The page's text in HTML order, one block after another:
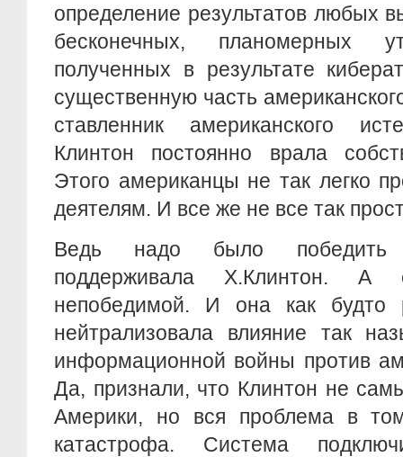
определение результатов любых
бесконечных, планомерных
полученных в результате
существенную часть
ставленник американского
Клинтон постоянно врала
Этого американцы не так легко
деятелям. И все же не все так
Ведь надо было победить
поддерживала Х.Клинтон. А
непобедимой. И она как будто
нейтрализовала влияние так
информационной войны против
Да, признали, что Клинтон не
Америки, но вся проблема в
катастрофа. Система